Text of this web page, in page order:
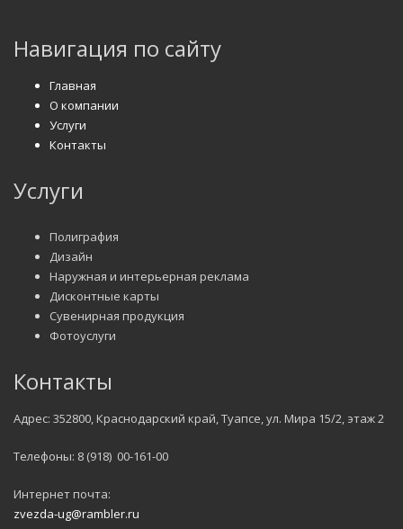
Навигация по сайту
Главная
О компании
Услуги
Контакты
Услуги
Полиграфия
Дизайн
Наружная и интерьерная реклама
Дисконтные карты
Сувенирная продукция
Фотоуслуги
Контакты
Адрес: 352800, Краснодарский край, Туапсе, ул. Мира 15/2, этаж 2
Телефоны: 8 (918) 00-161-00
Интернет почта:
zvezda-ug@rambler.ru